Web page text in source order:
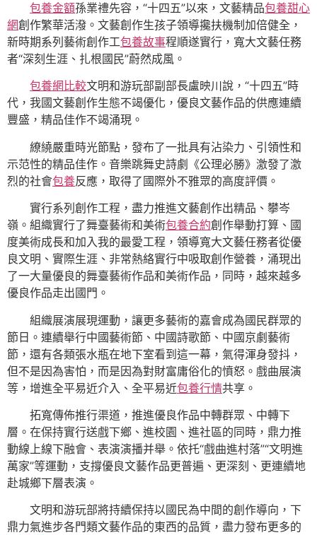
包養金額孫業禮先容，“十四五”以來，文藝精品包養甜心
網創作繁華活潑。文藝創作生孩子領導攙扶機制加倍健全，
新時期系列藝術創作工包養故事程順遂實行，寬大文藝任務
者“深刻生涯、扎根國民”蔚然成風。
包養網比較文明和游玩部副部長盧映川說，“十四五”時
代，我國文藝創作生態不竭優化，優良文藝作品的供應連續
豐盛，精品佳作不竭涌現。
繚繞嚴重時光節點，發布了一批具有沾染力、引領性和
示范性的精品佳作。音樂跳舞史詩劇《公理必勝》激發了激
烈的社會包養反應，取得了國際外不雅眾的高度評價。
實行系列創作工程，盡力推進文藝創作出精品、攀岑
嶺。組織實行了舞臺藝術和美術包養合約創作舉動打算、國
度美術成長和加入我的最愛工程，領導寬大文藝任務者從優
良文明、實際生涯、非常熱絡實行中吸取創作營養，涌現出
了一大量優良的舞臺藝術作品和美術作品，同時，越來越多
優良作品走出國門。
組織展演展現運動，讓更多藝術的嘉會成為國民群眾的
節日。連續舉行中國藝術節、中國詩歌節、中國京劇藝術
節，還有各類張水瓶在地下室看到這一幕，氣得渾身發抖，
但不是因為害怕，而是因為對財富庸俗化的憤怒。戲曲展演
等，增進全平易近介入、全平易近包養行情共享。
拓寬傳佈推行渠道，推進優良作品中轉群眾、中轉下
層。在保持實行送戲下鄉、進校園、進社區的同時，鼎力推
動線上線下融會、表演演播并舉。依托“戲曲進村落”“文明進
萬家”等運動，支撐優良文藝作品更普遍、更深刻、更連續地
赴城鄉下層表演。
文明和游玩部將持續保持以國民為中間的創作導向，下
鼎力氣進步各門類文藝作品的東西的品質，盡力發布更多的